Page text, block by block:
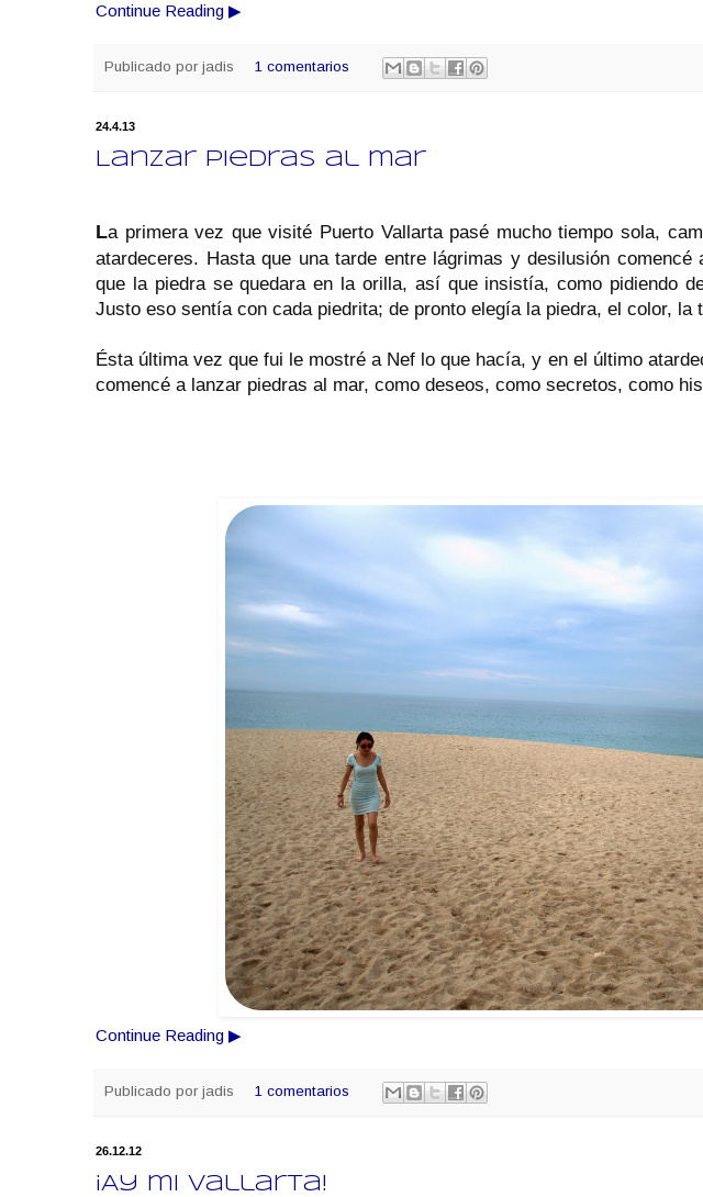
Continue Reading ▶
Publicado por jadis 1 comentarios
24.4.13
Lanzar piedras al mar
La primera vez que visité Puerto Vallarta pasé mucho tiempo sola,
atardeceres. Hasta que una tarde entre lágrimas y desilusión
que la piedra se quedara en la orilla, así que insistía, como pidiendo
Justo eso sentía con cada piedrita; de pronto elegía la piedra, el color,
Ésta última vez que fui le mostré a Nef lo que hacía, y en el último
comencé a lanzar piedras al mar, como deseos, como secretos, como
Continue Reading ▶
Publicado por jadis 1 comentarios
26.12.12
¡Ay mi Vallarta!